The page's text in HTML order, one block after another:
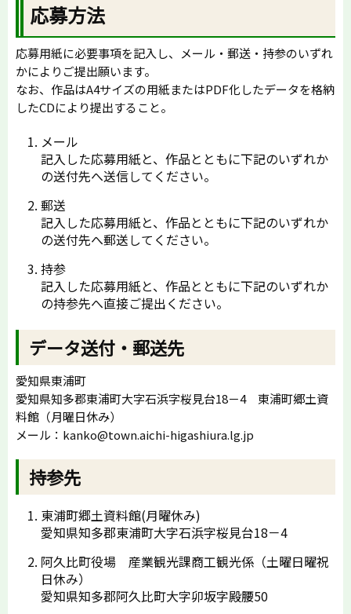
応募方法
応募用紙に必要事項を記入し、メール・郵送・持参のいずれ
かによりご提出願います。
なお、作品はA4サイズの用紙またはPDF化したデータを格納
したCDにより提出すること。
メール
記入した応募用紙と、作品とともに下記のいずれか
の送付先へ送信してください。
郵送
記入した応募用紙と、作品とともに下記のいずれか
の送付先へ郵送してください。
持参
記入した応募用紙と、作品とともに下記のいずれか
の持参先へ直接ご提出ください。
データ送付・郵送先
愛知県東浦町
愛知県知多郡東浦町大字石浜字桜見台18－4 東浦町郷土資
料館（月曜日休み）
メール：kanko@town.aichi-higashiura.lg.jp
持参先
東浦町郷土資料館(月曜休み)
愛知県知多郡東浦町大字石浜字桜見台18－4
阿久比町役場 産業観光課商工観光係（土曜日曜祝
日休み）
愛知県知多郡阿久比町大字卯坂字殿腰50